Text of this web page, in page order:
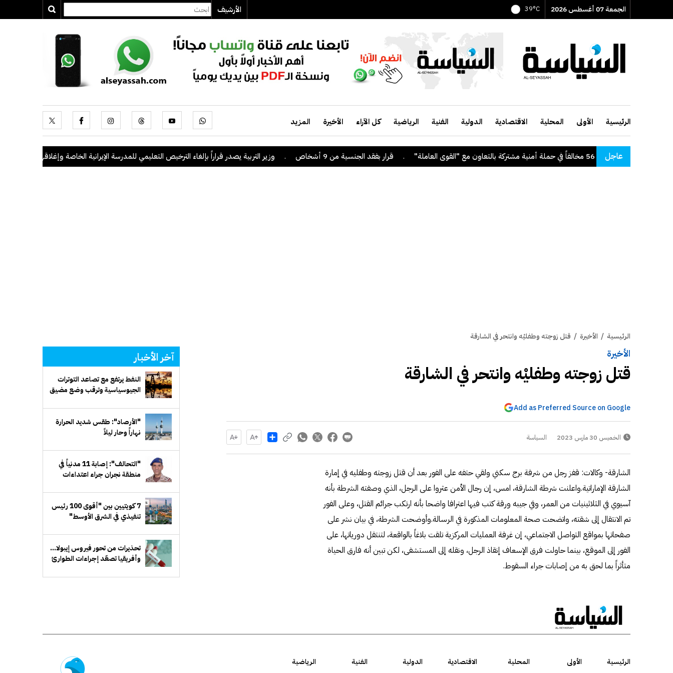
الجمعة 07 أغسطس 2026 39°C الأرشيف
الرئيسية الأولى المحلية الاقتصادية الدولية الفنية الرياضية كل الآراء الأخيرة المزيد
عاجل
"الداخلية": ضبط 56 مخالفاً في حملة أمنية مشتركة بالتعاون مع "القوى العاملة" . قرار بفقد الجنسية من 9 أشخاص . وزير التربية يصدر قراراً بإلغاء الترخيص التعليمي للمدرسة الإيرانية الخاصة وإغلاقها .
الرئيسية / الأخيرة / قتل زوجته وطفليْه وانتحر في الشارقة
الأخيرة
قتل زوجته وطفليْه وانتحر في الشارقة
Add as Preferred Source on Google
الخميس 30 مارس 2023 السياسة Share
الشارقة- وكالات: قفز رجل من شرفة برج سكني ولقي حتفه على الفور بعد أن قتل زوجته وطفليه في إمارة
الشارقة الإماراتية.واعلنت شرطة الشارقة، امس، إن رجال الأمن عثروا على الرجل، الذي وصفته الشرطة بأنه
آسيوي في الثلاثينيات من العمر، وفي جيبه ورقة كتب فيها اعترافا واضحا بأنه ارتكب جرائم القتل، وعلى الفور
تم الانتقال إلى شقته، واتضحت صحة المعلومات المذكورة في الرسالة.وأوضحت الشرطة، في بيان نشر على
صفحاتها بمواقع التواصل الاجتماعي، إن غرفة العمليات المركزية تلقت بلاغاً بالواقعة، لتنتقل دورياتها، على
الفور إلى الموقع، بينما حاولت فرق الإسعاف إنقاذ الرجل، ونقله إلى المستشفى، لكن تبين أنه فارق الحياة
متأثراً بما لحق به من إصابات جراء السقوط.
آخر الأخبار
النفط يرتفع مع تصاعد التوترات
الجيوسياسية وترقب وضع مضيق
"الأرصاد": طقس شديد الحرارة
نهاراً وحار ليلاً
"التحالف": إصابة 11 مدنياً في
منطقة نجران جراء اعتداءات
7 كويتيين بين "أقوى 100 رئيس
تنفيذي في الشرق الأوسط"
تحذيرات من تحور فيروس إيبولا...
وأفريقيا تصعّد إجراءات الطوارئ
الرئيسية الأولى المحلية الاقتصادية الدولية الفنية
الرياضية